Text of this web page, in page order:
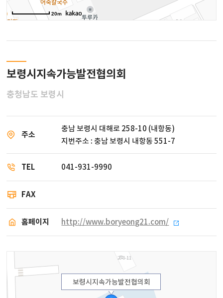
20m
보령시지속가능발전협의회
충청남도 보령시
주소
충남 보령시 대해로 258-10 (내항동)
지번주소 : 충남 보령시 내항동 551-7
TEL 041-931-9990
FAX
홈페이지 http://www.boryeong21.com/
보령시지속가능발전협의회